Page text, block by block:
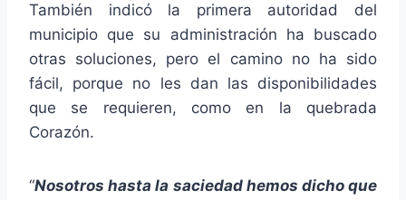
o
d
u
c
t
o
d
También indicó la primera autoridad del
municipio que su administración ha buscado
otras soluciones, pero el camino no ha sido
fácil, porque no les dan las disponibilidades
que se requieren, como en la quebrada
Corazón.
“Nosotros hasta la saciedad hemos dicho que